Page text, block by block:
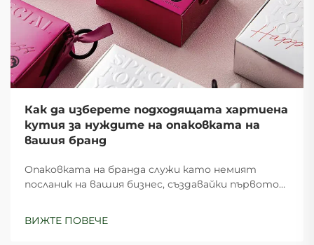
Как да изберете подходящата хартиена
кутия за нуждите на опаковката на
вашия бранд
Опаковката на бранда служи като немият
посланик на вашия бизнес, създавайки първото
покупко-решения. Изборът на подходяща
ВИЖТЕ ПОВЕЧЕ